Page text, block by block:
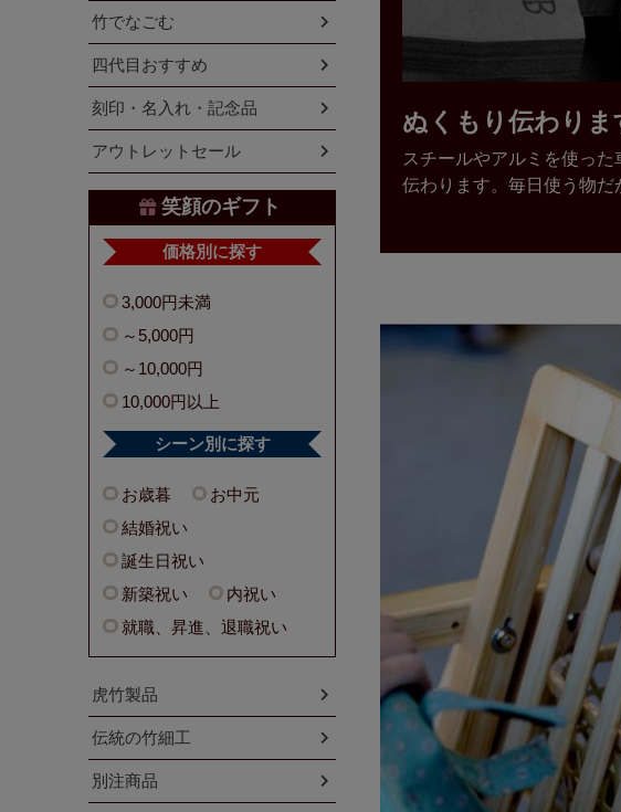
ぬくもり伝わりま
スチールやアルミを使っ
伝わります。毎日使う物だ
竹でなごむ
四代目おすすめ
刻印・名入れ・記念品
アウトレットセール
笑顔のギフト
価格別に探す
3,000円未満
～5,000円
～10,000円
10,000円以上
シーン別に探す
お歳暮
お中元
結婚祝い
誕生日祝い
新築祝い
内祝い
就職、昇進、退職祝い
虎竹製品
伝統の竹細工
別注商品